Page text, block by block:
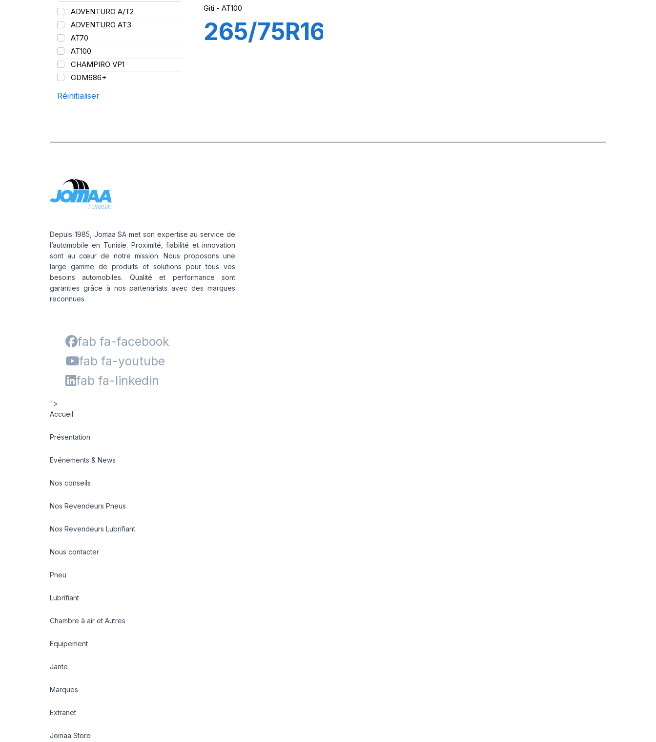
ADVENTURO A/T2
ADVENTURO AT3
AT70
AT100
CHAMPIRO VP1
GDM686+
Réinitialiser
Giti - AT100
265/75R16
Depuis 1985, Jomaa SA met son expertise au service de
l’automobile en Tunisie. Proximité, fiabilité et innovation
sont au cœur de notre mission. Nous proposons une
large gamme de produits et solutions pour tous vos
besoins automobiles. Qualité et performance sont
garanties grâce à nos partenariats avec des marques
reconnues.
fab fa-facebook
fab fa-youtube
fab fa-linkedin
">
Accueil
Présentation
Evénements & News
Nos conseils
Nos Revendeurs Pneus
Nos Revendeurs Lubrifiant
Nous contacter
Pneu
Lubrifiant
Chambre à air et Autres
Equipement
Jante
Marques
Extranet
Jomaa Store